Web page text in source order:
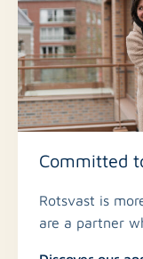
Committed
Rotsvast is
are a partner